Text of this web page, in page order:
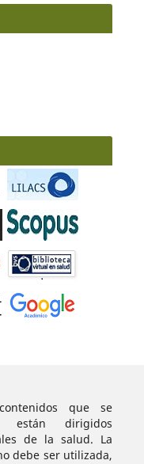
que se
dirigidos
de la salud. La
debe ser utilizada,